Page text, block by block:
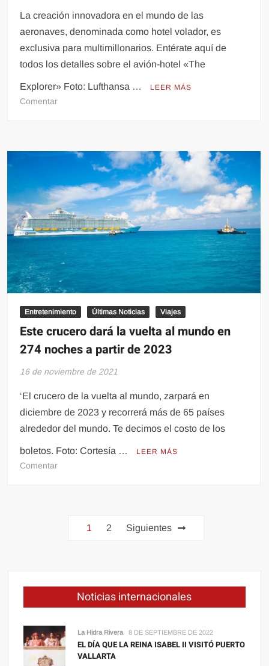
La creación innovadora en el mundo de las
aeronaves, denominada como hotel volador, es
exclusiva para multimillonarios. Entérate aquí de
todos los detalles sobre el avión-hotel «The
Explorer» Foto: Lufthansa … LEER MÁS
Comentaren
hotel
de
lujo
para
millonarios
Entretenimiento Últimas Noticias Viajes
Este crucero dará la vuelta al mundo en
274 noches a partir de 2023
16 de noviembre de 2021
‘El crucero de la vuelta al mundo, zarpará en
diciembre de 2023 y recorrerá más de 65 países
alrededor del mundo. Te decimos el costo de los
boletos. Foto: Cortesía … LEER MÁS
Comentaren
274
noches
partir
de
Paginación
1 2 Siguientes
Noticias internacionales
La Hidra Rivera 8 DE SEPTIEMBRE DE 2022
EL DÍA QUE LA REINA ISABEL II VISITÓ PUERTO
VALLARTA